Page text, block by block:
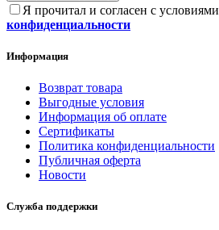
Я прочитал и согласен с условиями
конфиденциальности
Информация
Возврат товара
Выгодные условия
Информация об оплате
Сертификаты
Политика конфиденциальности
Публичная оферта
Новости
Служба поддержки